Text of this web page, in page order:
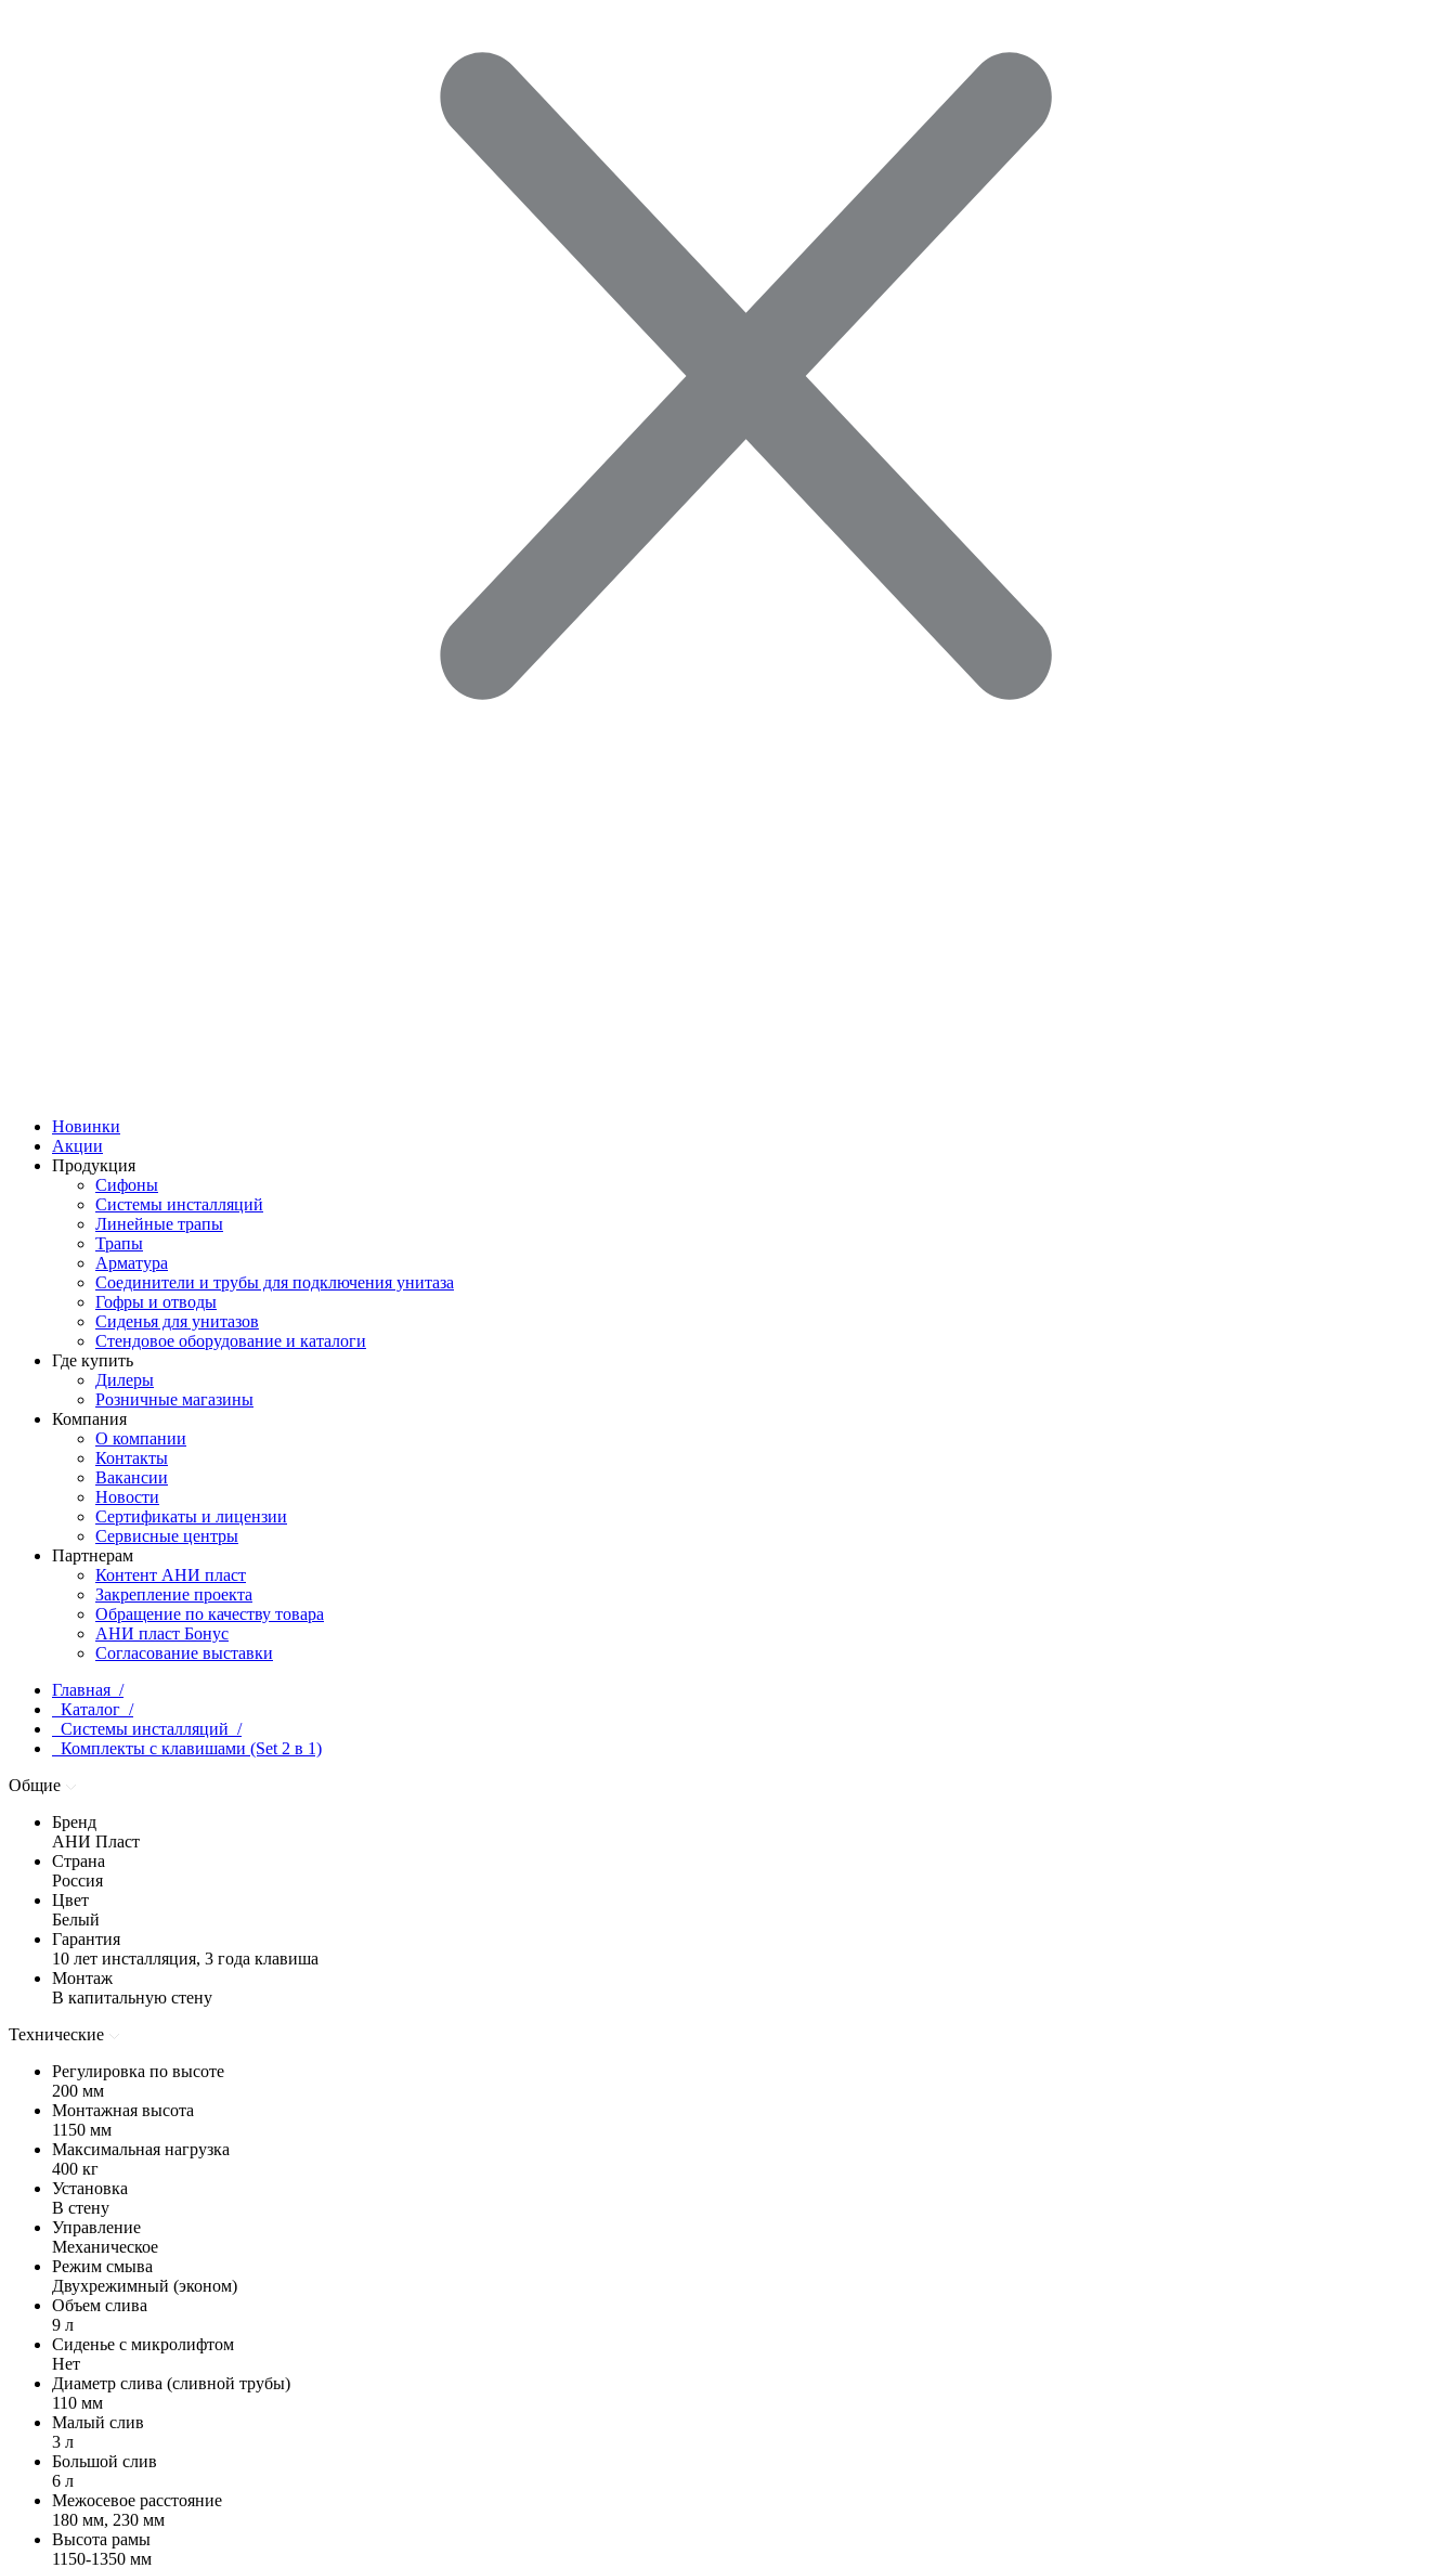
Новинки
Акции
Продукция
Сифоны
Системы инсталляций
Линейные трапы
Трапы
Арматура
Соединители и трубы для подключения унитаза
Гофры и отводы
Сиденья для унитазов
Стендовое оборудование и каталоги
Где купить
Дилеры
Розничные магазины
Компания
О компании
Контакты
Вакансии
Новости
Сертификаты и лицензии
Сервисные центры
Партнерам
Контент АНИ пласт
Закрепление проекта
Обращение по качеству товара
АНИ пласт Бонус
Согласование выставки
Главная /
Каталог /
Системы инсталляций /
Комплекты с клавишами (Set 2 в 1)
Общие
Бренд
АНИ Пласт
Страна
Россия
Цвет
Белый
Гарантия
10 лет инсталляция, 3 года клавиша
Монтаж
В капитальную стену
Технические
Регулировка по высоте
200 мм
Монтажная высота
1150 мм
Максимальная нагрузка
400 кг
Установка
В стену
Управление
Механическое
Режим смыва
Двухрежимный (эконом)
Объем слива
9 л
Сиденье с микролифтом
Нет
Диаметр слива (сливной трубы)
110 мм
Малый слив
3 л
Большой слив
6 л
Межосевое расстояние
180 мм, 230 мм
Высота рамы
1150-1350 мм